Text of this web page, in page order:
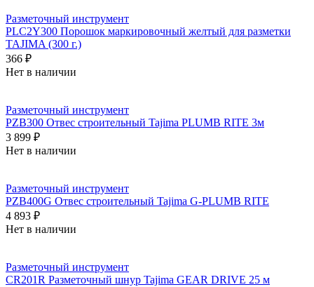
Разметочный инструмент
PLC2Y300 Порошок маркировочный желтый для разметки
TAJIMA (300 г.)
366 ₽
Нет в наличии
Разметочный инструмент
PZB300 Отвес строительный Tajima PLUMB RITE 3м
3 899 ₽
Нет в наличии
Разметочный инструмент
PZB400G Отвес строительный Tajima G-PLUMB RITE
4 893 ₽
Нет в наличии
Разметочный инструмент
CR201R Разметочный шнур Tajima GEAR DRIVE 25 м